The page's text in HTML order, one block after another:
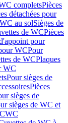
completsPièces
détachées pour
au solSièges de
de WCPièces
pour
WCPour
de WCPlaques
WC
Pour sièges de
Pièces
sièges de
sièges de WC et
WC